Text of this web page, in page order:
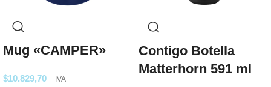
Mug «CAMPER»
$10.829,70 + IVA
Contigo Botella
Matterhorn 591 ml